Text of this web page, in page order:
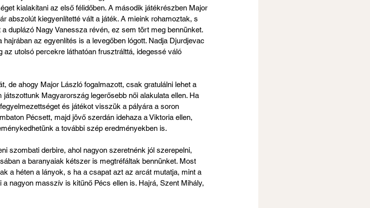
kialakítani az első félidőben. A második játékrészben Major
abszolút kiegyenlítetté vált a játék. A mieink rohamoztak, s
duplázó Nagy Vanessza révén, ez sem tört meg bennünket.
az egyenlítés is a levegőben lógott. Nadja Djurdjevac
utolsó percekre láthatóan frusztrálttá, idegessé váló
de ahogy Major László fogalmazott, csak gratulálni lehet a
Magyarország legerősebb női alakulata ellen. Ha
és játékot visszük a pályára a soron
Pécsett, majd jövő szerdán idehaza a Viktoria ellen,
a további szép eredményekben is.
szombati derbire, ahol nagyon szeretnénk jól szerepelni,
a baranyaiak kétszer is megtréfáltak bennünket. Most
a héten a lányok, s ha a csapat azt az arcát mutatja, mint a
nagyon masszív is kitűnő Pécs ellen is. Hajrá, Szent Mihály,